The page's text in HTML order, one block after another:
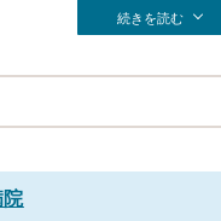
続きを読む
院